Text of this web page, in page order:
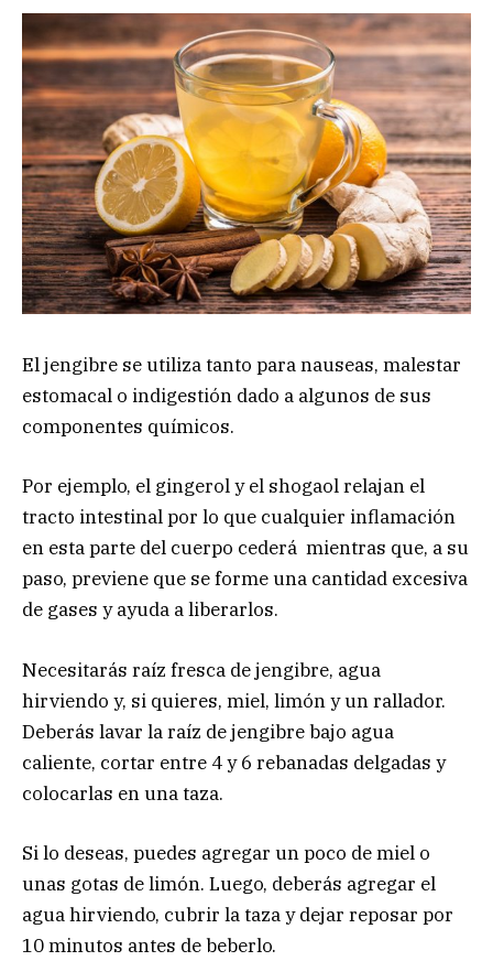
El jengibre se utiliza tanto para nauseas, malestar
estomacal o indigestión dado a algunos de sus
componentes químicos.
Por ejemplo, el gingerol y el shogaol relajan el
tracto intestinal por lo que cualquier inflamación
en esta parte del cuerpo cederá mientras que, a su
paso, previene que se forme una cantidad excesiva
de gases y ayuda a liberarlos.
Necesitarás raíz fresca de jengibre, agua
hirviendo y, si quieres, miel, limón y un rallador.
Deberás lavar la raíz de jengibre bajo agua
caliente, cortar entre 4 y 6 rebanadas delgadas y
colocarlas en una taza.
Si lo deseas, puedes agregar un poco de miel o
unas gotas de limón. Luego, deberás agregar el
agua hirviendo, cubrir la taza y dejar reposar por
10 minutos antes de beberlo.